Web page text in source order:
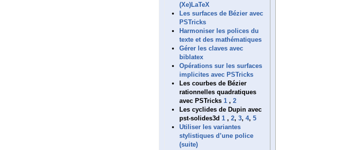
(Xe)LaTeX
Les surfaces de Bézier avec
PSTricks
Harmoniser les polices du
texte et des mathématiques
Gérer les claves avec
biblatex
Opérations sur les surfaces
implicites avec PSTricks
Les courbes de Bézier
rationnelles quadratiques
avec PSTricks 1 , 2
Les cyclides de Dupin avec
pst-solides3d 1 , 2, 3, 4, 5
Utiliser les variantes
stylistiques d’une police
(suite)